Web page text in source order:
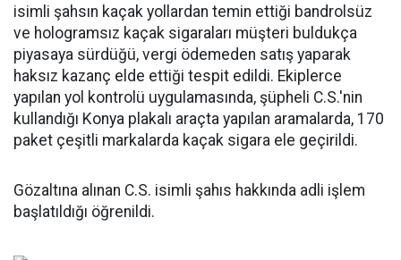
isimli şahsın kaçak yollardan temin ettiği bandrolsüz
ve hologramsız kaçak sigaraları müşteri buldukça
piyasaya sürdüğü, vergi ödemeden satış yaparak
haksız kazanç elde ettiği tespit edildi. Ekiplerce
yapılan yol kontrolü uygulamasında, şüpheli C.S.'nin
kullandığı Konya plakalı araçta yapılan aramalarda, 170
paket çeşitli markalarda kaçak sigara ele geçirildi.
Gözaltına alınan C.S. isimli şahıs hakkında adli işlem
başlatıldığı öğrenildi.